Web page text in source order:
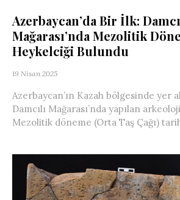
Azerbaycan’da Bir İlk:
Mağarası’nda Mezolitik
Heykelciği Bulundu
19 Nisan 2025
Azerbaycan’ın Kazah bölgesinde yer
Damcılı Mağarası’nda yapılan
Mezolitik döneme (Orta Taş Çağı)